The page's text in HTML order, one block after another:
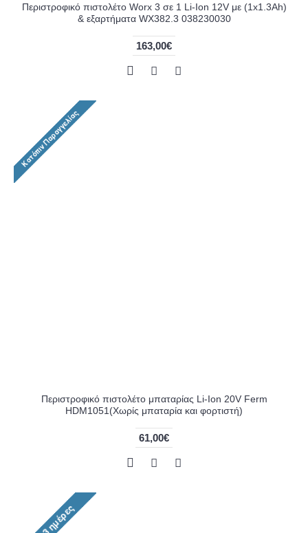
Περιστροφικό πιστολέτο Worx 3 σε 1 Li-Ion 12V με (1x1.3Ah)
& εξαρτήματα WX382.3 038230030
163,00€
Περιστροφικό πιστολέτο μπαταρίας Li-Ion 20V Ferm
HDM1051(Χωρίς μπαταρία και φορτιστή)
61,00€